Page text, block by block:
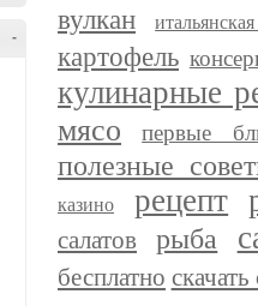
-
вулкан
картофель
кулинарные
мясо
первые
полезные
казино рецепт
салатов рыба
бесплатно